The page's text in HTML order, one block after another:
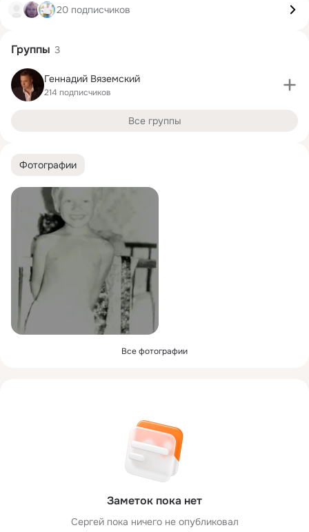
Фотографии
Все фотографии
Заметок пока нет
Сергей пока ничего не опубликовал
20 подписчиков
Группы 3
Геннадий Вяземский
214 подписчиков
Все группы